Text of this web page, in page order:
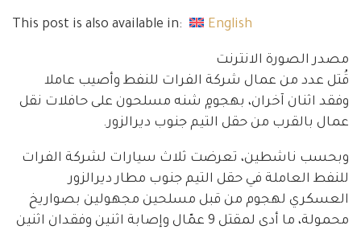
This post is also available in: English
مصدر الصورة الانترنت
قُتل عدد من عمال شركة الفرات للنفط وأصيب عاملا
وفقد اثنان آخران، بهجومٍ شنه مسلحون على حافلات نقل
عمال بالقرب من حقل التيم جنوب ديرالزور.
وبحسب ناشطين، تعرضت ثلاث سيارات لشركة الفرات
للنفط العاملة في حقل التيم جنوب مطار ديرالزور
العسكري لهجوم من قبل مسلحين مجهولين بصواريخ
محمولة، ما أدى لمقتل 9 عمّال وإصابة اثنين وفقدان اثنين